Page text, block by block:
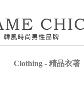
Clothing - 精品衣著